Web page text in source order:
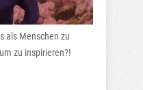
als Menschen zu
zu inspirieren?!